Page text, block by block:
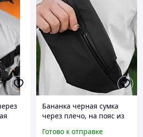
Бананка черная сумка
через плечо, на пояс из
Готово к отправке